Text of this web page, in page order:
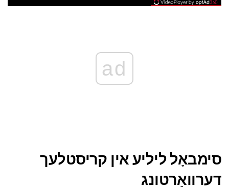
ad
סימבאָל ליליע אין קריסטלעך
דערוואַרטונג